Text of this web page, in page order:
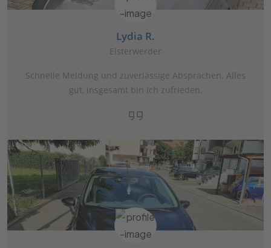
Lydia R.
Elsterwerder
Schnelle Meldung und zuverlässige Absprachen. Alles
gut, insgesamt bin ich zufrieden.